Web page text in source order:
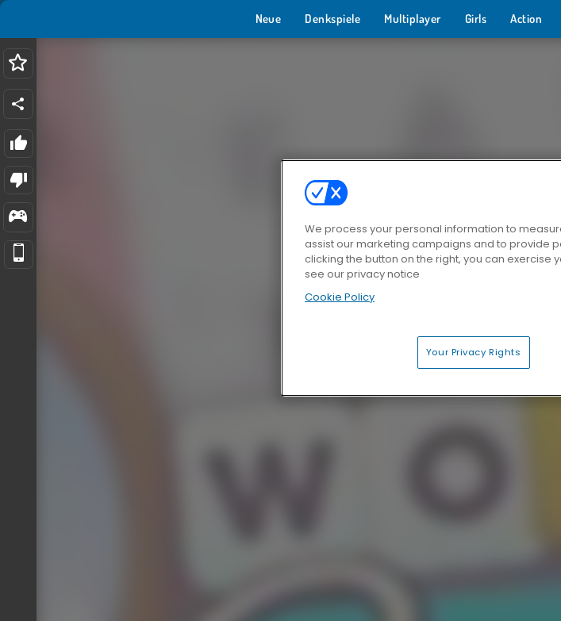
Neue Denkspiele Multiplayer Girls Action
We process your personal information to
assist our marketing campaigns and to provide
clicking the button on the right, you can exercise
see our privacy notice
Cookie Policy
Your Privacy Rights